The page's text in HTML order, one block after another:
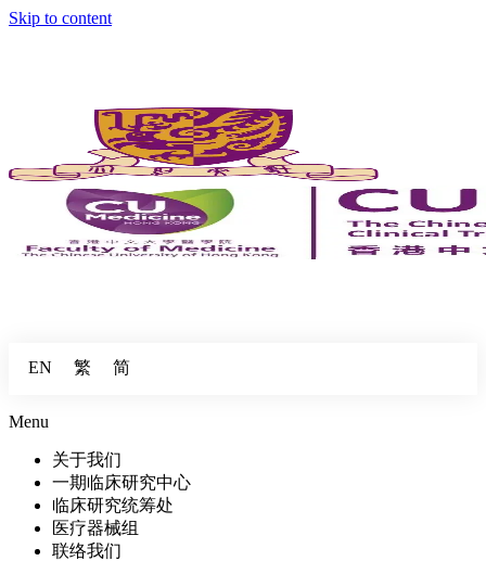
Skip to content
EN 繁 简
Menu
关于我们
一期临床研究中心
临床研究统筹处
医疗器械组
联络我们